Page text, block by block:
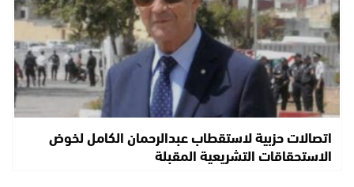
اتصالات حزبية لاستقطاب عبدالرحمان الكامل لخوض
الاستحقاقات التشريعية المقبلة